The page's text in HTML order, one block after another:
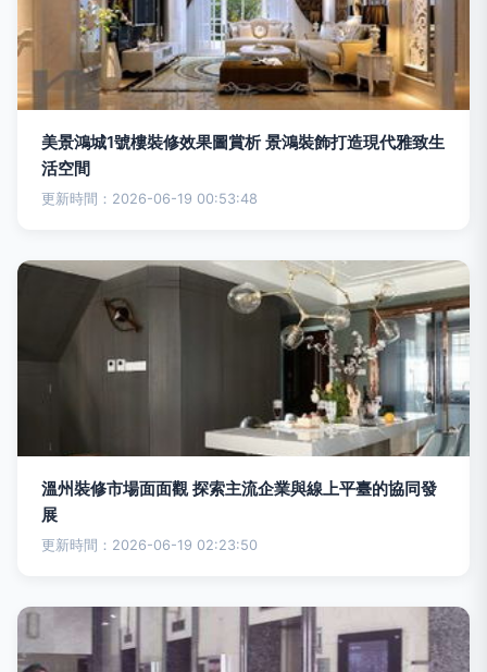
美景鴻城1號樓裝修效果圖賞析 景鴻裝飾打造現代雅致生
活空間
更新時間：2026-06-19 00:53:48
溫州裝修市場面面觀 探索主流企業與線上平臺的協同發
展
更新時間：2026-06-19 02:23:50